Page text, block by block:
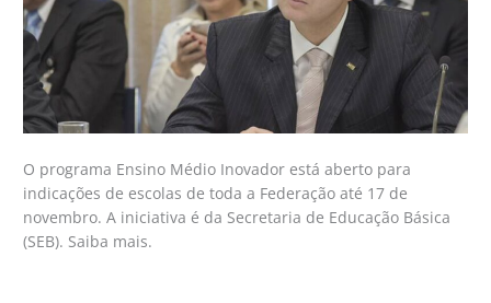
O programa Ensino Médio Inovador está aberto para
indicações de escolas de toda a Federação até 17 de
novembro. A iniciativa é da Secretaria de Educação Básica
(SEB). Saiba mais.